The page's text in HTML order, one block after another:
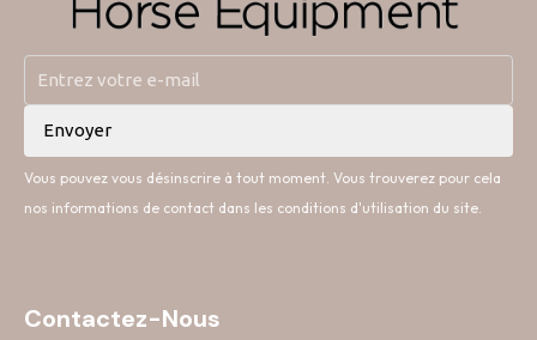
Contactez-Nous
Vous pouvez vous désinscrire à tout moment. Vous trouverez pour cela
nos informations de contact dans les conditions d'utilisation du site.